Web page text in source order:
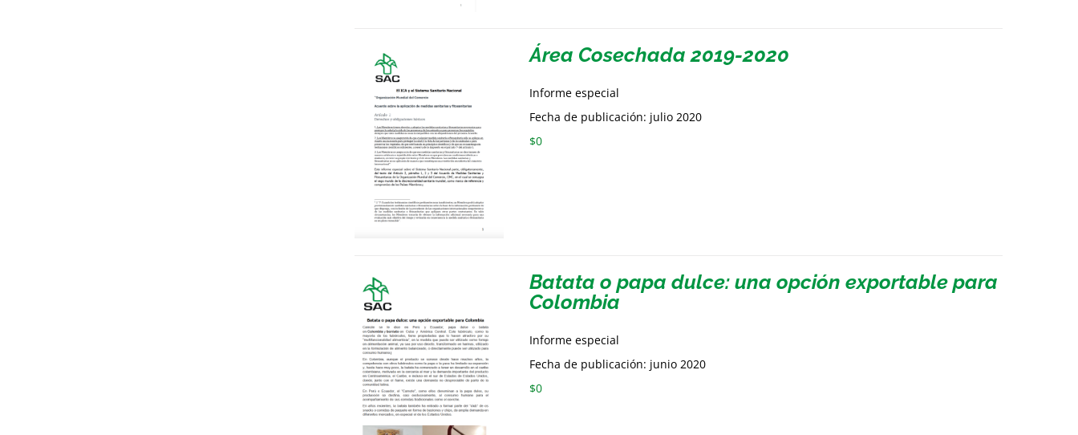
Área Cosechada 2019-2020
Informe especial
Fecha de publicación: julio 2020
$0
Batata o papa dulce: una opción exportable para
Colombia
Informe especial
Fecha de publicación: junio 2020
$0